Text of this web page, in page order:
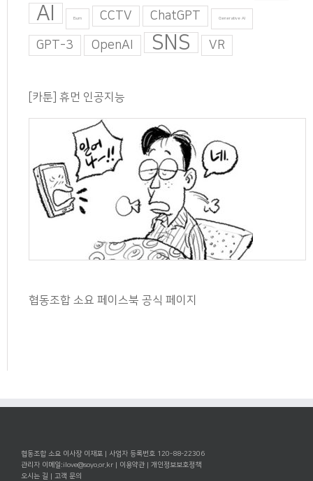
AI Burn CCTV ChatGPT Generative AI
GPT-3 OpenAI SNS VR
[카툰] 휴먼 인공지능
협동조합 소요 페이스북 공식 페이지
협동조합 소요 이사장 이재포 | 사업자 등록번호 120-88-22306
관리자 이메일:ilove@soyo.or.kr | 이용약관 | 개인정보보호정책
오시는 길 | 고객 문의